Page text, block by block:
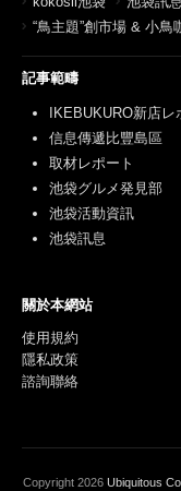
“鳥主題”創市場 & 小鳥
記事範疇
IKEBUKURO新店レ
信息傳遞比豐島區
取材レポート
池袋グルメ発見部
池袋活動資訊
池袋訊息
關於本網站
使用規約
隱私政策
諮詢聯絡
Copyright 2026 Ubiquitous